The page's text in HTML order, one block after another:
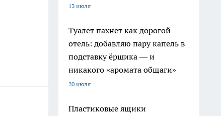
13 июля
Туалет пахнет как дорогой
отель: добавляю пару капель в
подставку ёршика — и
никакого «аромата общаги»
20 июля
Пластиковые ящики